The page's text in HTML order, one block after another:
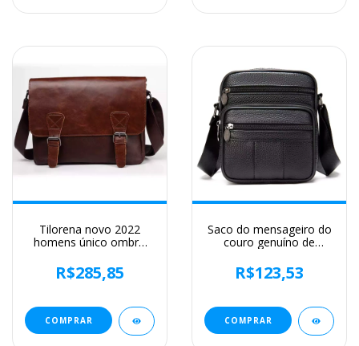
Tilorena novo 2022
homens único ombro
maleta crossbody sacos
do mensageiro para
R$285,85
COMPRAR
Saco do mensageiro do
couro genuíno de
masculinos, presente
casual, venda quente
R$123,53
COMPRAR